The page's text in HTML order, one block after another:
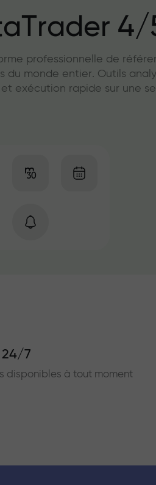
4/
professionnelle de
du monde entier. Outils
et exécution rapide sur une
24/7
disponibles à tout moment